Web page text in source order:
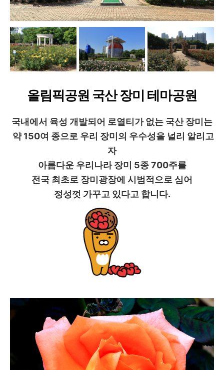
올림픽공원 국산 장미 테마공원
국내에서 육성 개발되어 로열티가 없는 국산 장미는
약 150여 종으로 우리 장미의 우수성을 널리 알리고
자
아름다운 우리나라 장미 5종 700주를
전국 최초로 장미광장에 시범적으로 심어
정성껏 가꾸고 있다고 합니다.